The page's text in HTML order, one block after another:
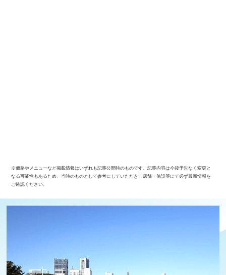
※価格やメニューなど掲載情報はいずれも記事公開時のものです。記事内容は今後予告なく変更と
なる可能性もあるため、当時のものとして参考にしていただき、店舗・施設等にて必ず最新情報を
ご確認ください。